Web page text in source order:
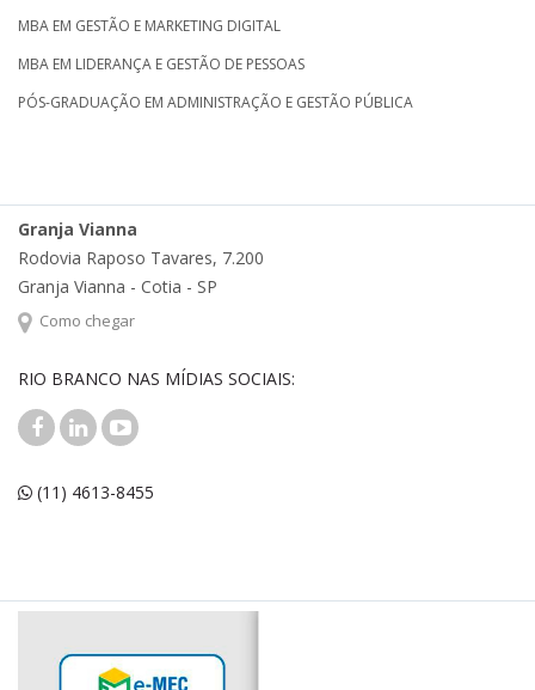
MBA EM GESTÃO E MARKETING DIGITAL
MBA EM LIDERANÇA E GESTÃO DE PESSOAS
PÓS-GRADUAÇÃO EM ADMINISTRAÇÃO E GESTÃO PÚBLICA
Granja Vianna
Rodovia Raposo Tavares, 7.200
Granja Vianna - Cotia - SP
Como chegar
RIO BRANCO NAS MÍDIAS SOCIAIS:
(11) 4613-8455